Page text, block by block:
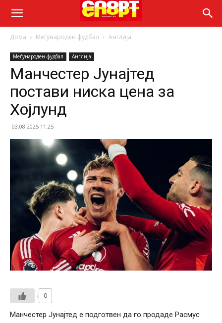
Дома Меѓународен фудбал Англија
Меѓународен фудбал Англија
Манчестер Јунајтед
постави ниска цена за
Хојлунд
03.08.2025 11:25
0
Манчестер Јунајтед е подготвен да го продаде Расмус